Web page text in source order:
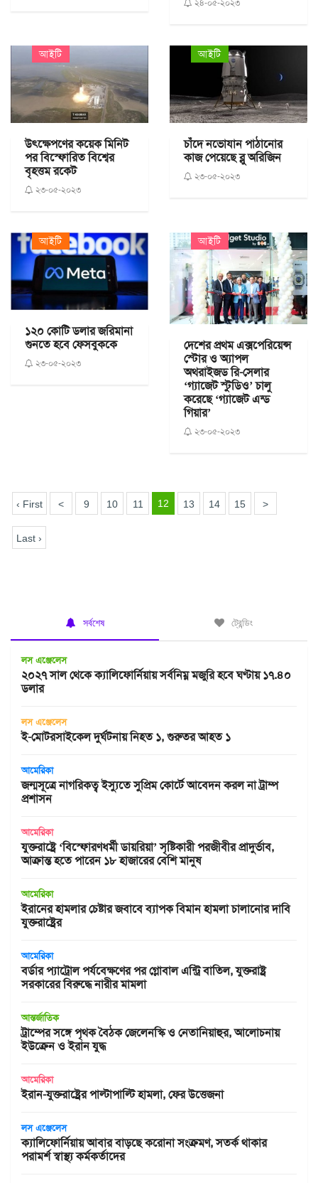
২৪-০৫-২০২৩
আইটি
উৎক্ষেপণের কয়েক মিনিট
পর বিস্ফোরিত বিশ্বের
বৃহত্তম রকেট
২৩-০৫-২০২৩
আইটি
চাঁদে নভোযান পাঠানোর
কাজ পেয়েছে ব্লু অরিজিন
২৩-০৫-২০২৩
আইটি
১২০ কোটি ডলার জরিমানা
গুনতে হবে ফেসবুককে
২৩-০৫-২০২৩
আইটি
দেশের প্রথম এক্সপেরিয়েন্স
স্টোর ও অ্যাপল
অথরাইজড রি-সেলার
‘গ্যাজেট স্টুডিও’ চালু
করেছে ‘গ্যাজেট এন্ড
গিয়ার’
২৩-০৫-২০২৩
‹ First < 9 10 11 12 13 14 15 >
Last ›
সর্বশেষ ট্রেন্ডিং
লস এঞ্জেলেস
২০২৭ সাল থেকে ক্যালিফোর্নিয়ায় সর্বনিম্ন মজুরি হবে ঘণ্টায় ১৭.৪০
ডলার
লস এঞ্জেলেস
ই-মোটরসাইকেল দুর্ঘটনায় নিহত ১, গুরুতর আহত ১
আমেরিকা
জন্মসূত্রে নাগরিকত্ব ইস্যুতে সুপ্রিম কোর্টে আবেদন করল না ট্রাম্প
প্রশাসন
আমেরিকা
যুক্তরাষ্ট্রে ‘বিস্ফোরণধর্মী ডায়রিয়া’ সৃষ্টিকারী পরজীবীর প্রাদুর্ভাব,
আক্রান্ত হতে পারেন ১৮ হাজারের বেশি মানুষ
আমেরিকা
ইরানের হামলার চেষ্টার জবাবে ব্যাপক বিমান হামলা চালানোর দাবি
যুক্তরাষ্ট্রের
আমেরিকা
বর্ডার প্যাট্রোল পর্যবেক্ষণের পর গ্লোবাল এন্ট্রি বাতিল, যুক্তরাষ্ট্র
সরকারের বিরুদ্ধে নারীর মামলা
আন্তর্জাতিক
ট্রাম্পের সঙ্গে পৃথক বৈঠক জেলেনস্কি ও নেতানিয়াহুর, আলোচনায়
ইউক্রেন ও ইরান যুদ্ধ
আমেরিকা
ইরান-যুক্তরাষ্ট্রের পাল্টাপাল্টি হামলা, ফের উত্তেজনা
লস এঞ্জেলেস
ক্যালিফোর্নিয়ায় আবার বাড়ছে করোনা সংক্রমণ, সতর্ক থাকার
পরামর্শ স্বাস্থ্য কর্মকর্তাদের